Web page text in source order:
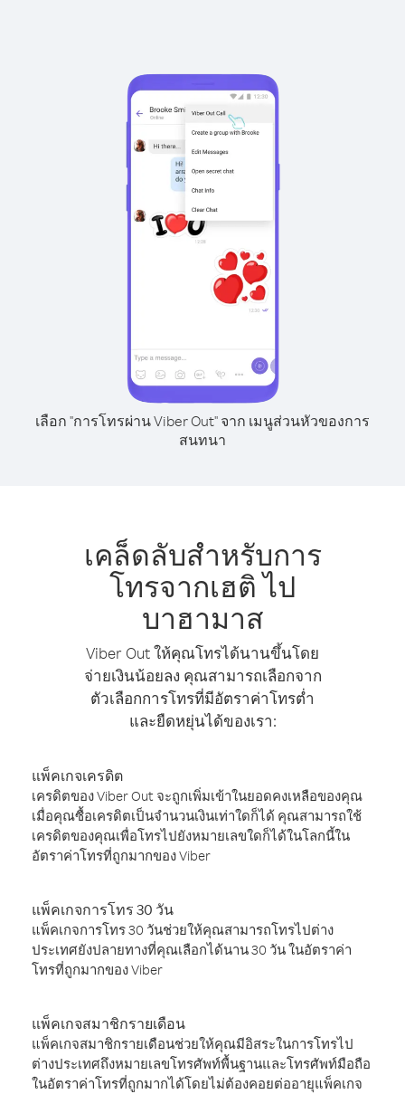
เลือก "การโทรผ่าน Viber Out" จาก เมนูส่วนหัวของการ
สนทนา
เคล็ดลับสำหรับการ
โทรจากเฮติ ไป
บาฮามาส
Viber Out ให้คุณโทรได้นานขึ้นโดย
จ่ายเงินน้อยลง คุณสามารถเลือกจาก
ตัวเลือกการโทรที่มีอัตราค่าโทรต่ำ
และยืดหยุ่นได้ของเรา:
แพ็คเกจเครดิต
เครดิตของ Viber Out จะถูกเพิ่มเข้าในยอดคงเหลือของคุณ
เมื่อคุณซื้อเครดิตเป็นจำนวนเงินเท่าใดก็ได้ คุณสามารถใช้
เครดิตของคุณเพื่อโทรไปยังหมายเลขใดก็ได้ในโลกนี้ใน
อัตราค่าโทรที่ถูกมากของ Viber
แพ็คเกจการโทร 30 วัน
แพ็คเกจการโทร 30 วันช่วยให้คุณสามารถโทรไปต่าง
ประเทศยังปลายทางที่คุณเลือกได้นาน 30 วัน ในอัตราค่า
โทรที่ถูกมากของ Viber
แพ็คเกจสมาชิกรายเดือน
แพ็คเกจสมาชิกรายเดือนช่วยให้คุณมีอิสระในการโทรไป
ต่างประเทศถึงหมายเลขโทรศัพท์พื้นฐานและโทรศัพท์มือถือ
ในอัตราค่าโทรที่ถูกมากได้โดยไม่ต้องคอยต่ออายุแพ็คเกจ